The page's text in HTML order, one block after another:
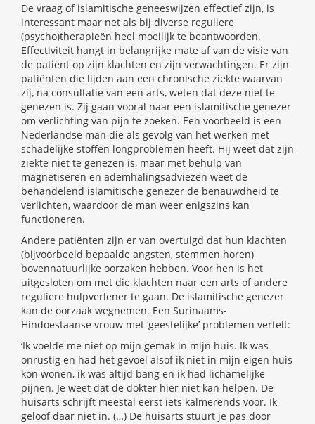
De vraag of islamitische geneeswijzen effectief zijn, is
interessant maar net als bij diverse reguliere
(psycho)therapieën heel moeilijk te beantwoorden.
Effectiviteit hangt in belangrijke mate af van de visie van
de patiënt op zijn klachten en zijn verwachtingen. Er zijn
patiënten die lijden aan een chronische ziekte waarvan
zij, na consultatie van een arts, weten dat deze niet te
genezen is. Zij gaan vooral naar een islamitische genezer
om verlichting van pijn te zoeken. Een voorbeeld is een
Nederlandse man die als gevolg van het werken met
schadelijke stoffen longproblemen heeft. Hij weet dat zijn
ziekte niet te genezen is, maar met behulp van
magnetiseren en ademhalingsadviezen weet de
behandelend islamitische genezer de benauwdheid te
verlichten, waardoor de man weer enigszins kan
functioneren.
Andere patiënten zijn er van overtuigd dat hun klachten
(bijvoorbeeld bepaalde angsten, stemmen horen)
bovennatuurlijke oorzaken hebben. Voor hen is het
uitgesloten om met die klachten naar een arts of andere
reguliere hulpverlener te gaan. De islamitische genezer
kan de oorzaak wegnemen. Een Surinaams-
Hindoestaanse vrouw met ‘geestelijke’ problemen vertelt:
‘Ik voelde me niet op mijn gemak in mijn huis. Ik was
onrustig en had het gevoel alsof ik niet in mijn eigen huis
kon wonen, ik was altijd bang en ik had lichamelijke
pijnen. Je weet dat de dokter hier niet kan helpen. De
huisarts schrijft meestal eerst iets kalmerends voor. Ik
geloof daar niet in. (…) De huisarts stuurt je pas door